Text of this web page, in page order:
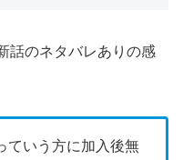
話のネタバレありの感
ていう方に加入後無